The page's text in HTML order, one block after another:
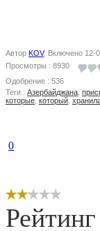
Автор KOV, Включено 12-
Просмотры : 8930
Одобрение : 536
Теги : Азербайджана
которые который
0
Рейтинг